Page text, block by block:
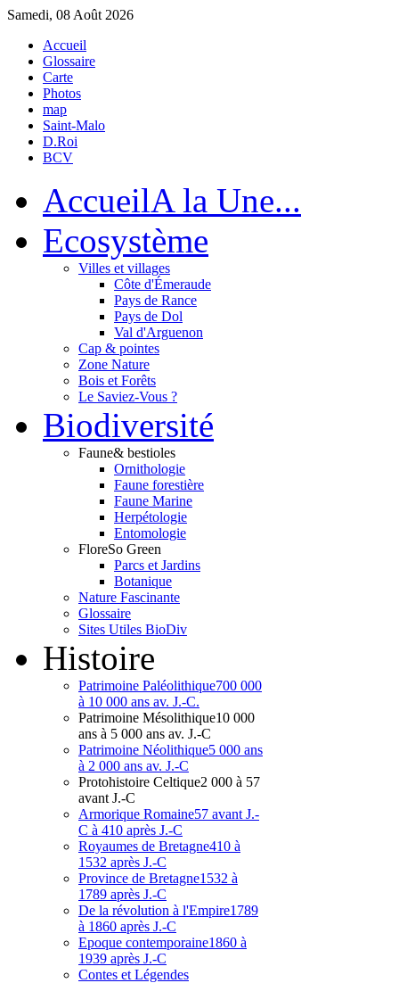
Samedi, 08 Août 2026
Accueil
Glossaire
Carte
Photos
map
Saint-Malo
D.Roi
BCV
AccueilA la Une...
Ecosystème
Villes et villages
Côte d'Émeraude
Pays de Rance
Pays de Dol
Val d'Arguenon
Cap & pointes
Zone Nature
Bois et Forêts
Le Saviez-Vous ?
Biodiversité
Faune& bestioles
Ornithologie
Faune forestière
Faune Marine
Herpétologie
Entomologie
FloreSo Green
Parcs et Jardins
Botanique
Nature Fascinante
Glossaire
Sites Utiles BioDiv
Histoire
Patrimoine Paléolithique700 000
à 10 000 ans av. J.-C.
Patrimoine Mésolithique10 000
ans à 5 000 ans av. J.-C
Patrimoine Néolithique5 000 ans
à 2 000 ans av. J.-C
Protohistoire Celtique2 000 à 57
avant J.-C
Armorique Romaine57 avant J.-
C à 410 après J.-C
Royaumes de Bretagne410 à
1532 après J.-C
Province de Bretagne1532 à
1789 après J.-C
De la révolution à l'Empire1789
à 1860 après J.-C
Epoque contemporaine1860 à
1939 après J.-C
Contes et Légendes